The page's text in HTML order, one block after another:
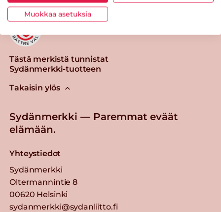
Tästä merkistä tunnistat
Sydänmerkki-tuotteen
Takaisin ylös
Sydänmerkki — Paremmat eväät
elämään.
Yhteystiedot
Sydänmerkki
Oltermannintie 8
00620 Helsinki
sydanmerkki@sydanliitto.fi
Muokkaa asetuksia